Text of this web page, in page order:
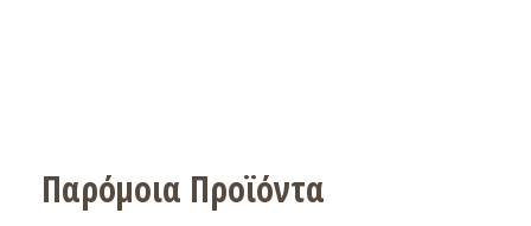
Παρόμοια Προϊόντα